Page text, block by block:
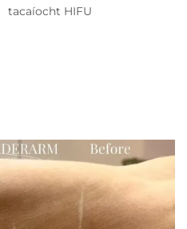
tacaíocht HIFU